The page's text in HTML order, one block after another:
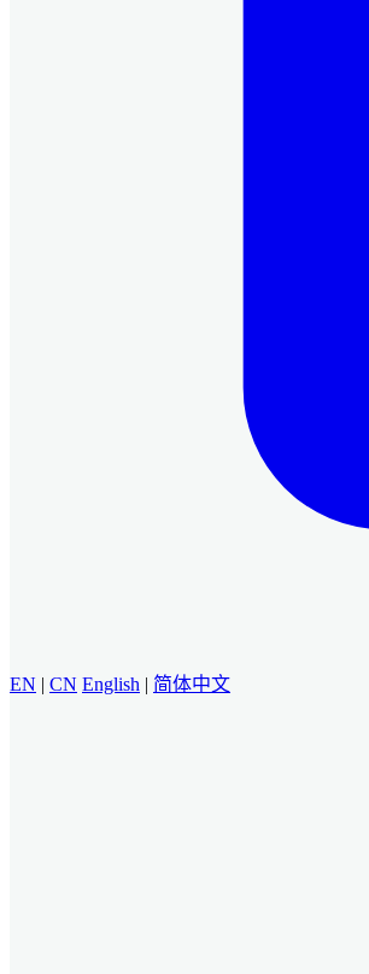
EN | CN English | 简体中文